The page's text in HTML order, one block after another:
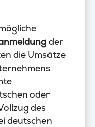
der
die Umsätze
oder
des
deutschen